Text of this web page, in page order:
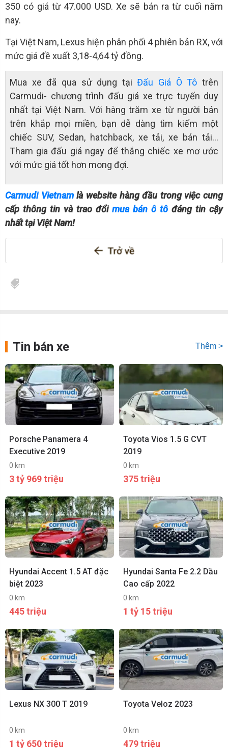
350 có giá từ 47.000 USD. Xe sẽ bán ra từ cuối năm
nay.
Tại Việt Nam, Lexus hiện phân phối 4 phiên bản RX, với
mức giá đề xuất 3,18-4,64 tỷ đồng.
Mua xe đã qua sử dụng tạiĐấu Giá Ô Tô trên
Carmudi- chương trình đấu giá xe trực tuyến duy
nhất tại Việt Nam. Với hàng trăm xe từ người bán
trên khắp mọi miền, bạn dễ dàng tìm kiếm một
chiếc SUV, Sedan, hatchback, xe tải, xe bán tải…
Tham gia đấu giá ngay để thắng chiếc xe mơ ước
với mức giá tốt hơn mong đợi.
Carmudi Vietnamlà website hàng đầu trong việc cung
cấp thông tin và trao đổi mua bán ô tô đáng tin cậy
nhất tại Việt Nam!
Tin bán xe Thêm >
Porsche Panamera 4
Executive 2019
0 km
3 tỷ 969 triệu
Toyota Vios 1.5 G CVT
2019
0 km
375 triệu
Hyundai Accent 1.5 AT đặc
biệt 2023
0 km
445 triệu
Hyundai Santa Fe 2.2 Dầu
Cao cấp 2022
0 km
1 tỷ 15 triệu
Lexus NX 300 T 2019
0 km
1 tỷ 650 triệu
Toyota Veloz 2023
0 km
479 triệu